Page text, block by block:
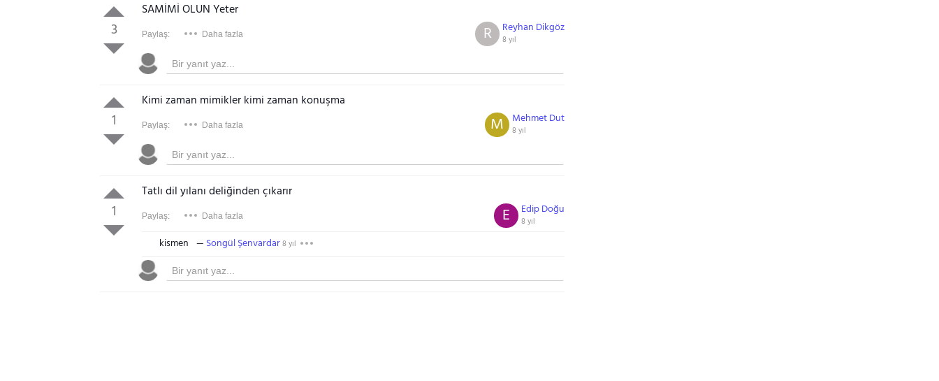
3
SAMİMİ OLUN Yeter
Paylaş: Daha fazla Reyhan Dikgöz
8 yıl
R
1
Kimi zaman mimikler kimi zaman konuşma
Paylaş: Daha fazla Mehmet Dut
8 yıl
M
1
Tatlı dil yılanı deliğinden çıkarır
Paylaş: Daha fazla Edip Doğu
8 yıl
E
kismen Songül Şenvardar8 yıl